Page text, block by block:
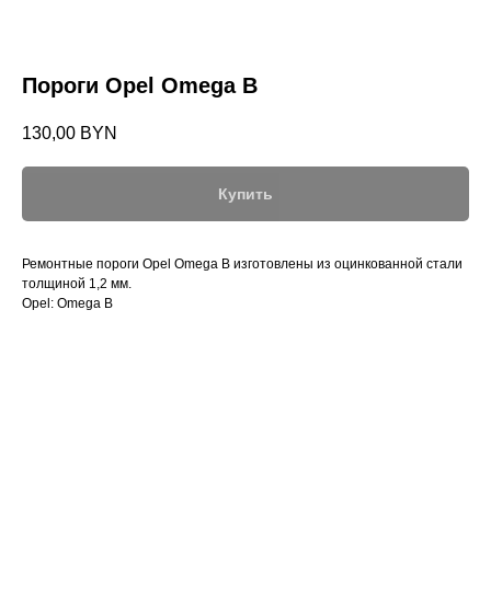
Пороги Opel Omega B
130,00 BYN
Купить
Ремонтные пороги Opel Omega B изготовлены из оцинкованной стали
толщиной 1,2 мм.
Opel: Omega B